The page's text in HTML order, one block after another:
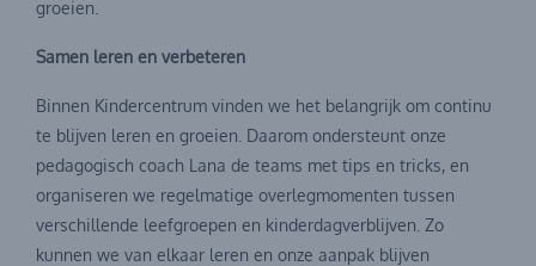
groeien.
Samen leren en verbeteren
Binnen Kindercentrum vinden we het belangrijk om continu
te blijven leren en groeien. Daarom ondersteunt onze
pedagogisch coach Lana de teams met tips en tricks, en
organiseren we regelmatige overlegmomenten tussen
verschillende leefgroepen en kinderdagverblijven. Zo
kunnen we van elkaar leren en onze aanpak blijven